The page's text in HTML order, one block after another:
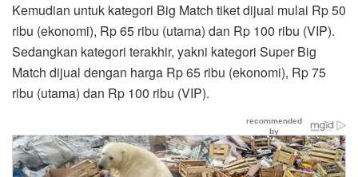
Kemudian untuk kategori Big Match tiket dijual mulai Rp 50
ribu (ekonomi), Rp 65 ribu (utama) dan Rp 100 ribu (VIP).
Sedangkan kategori terakhir, yakni kategori Super Big
Match dijual dengan harga Rp 65 ribu (ekonomi), Rp 75
ribu (utama) dan Rp 100 ribu (VIP).